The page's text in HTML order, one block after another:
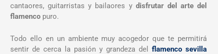
cantaores, guitarristas y bailaores y disfrutar del arte del
flamenco puro.
Todo ello en un ambiente muy acogedor que te permitirá
sentir de cerca la pasión y grandeza del flamenco sevilla